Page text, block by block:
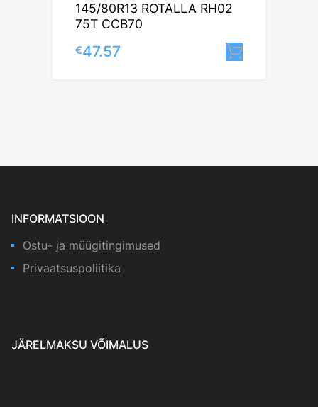
145/80R13 ROTALLA RH02
75T CCB70
€47.57
INFORMATSIOON
Ostu- ja müügitingimused
Privaatsuspoliitika
JÄRELMAKSU VÕIMALUS